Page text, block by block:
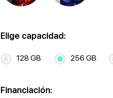
Elige capacidad:
128 GB 256 GB
Financiación: